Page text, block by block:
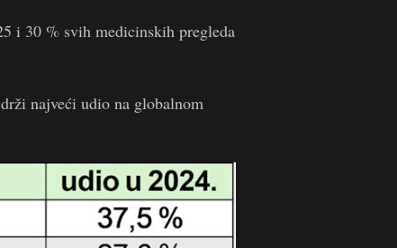
i 30 % svih medicinskih pregleda
najveći udio na globalnom